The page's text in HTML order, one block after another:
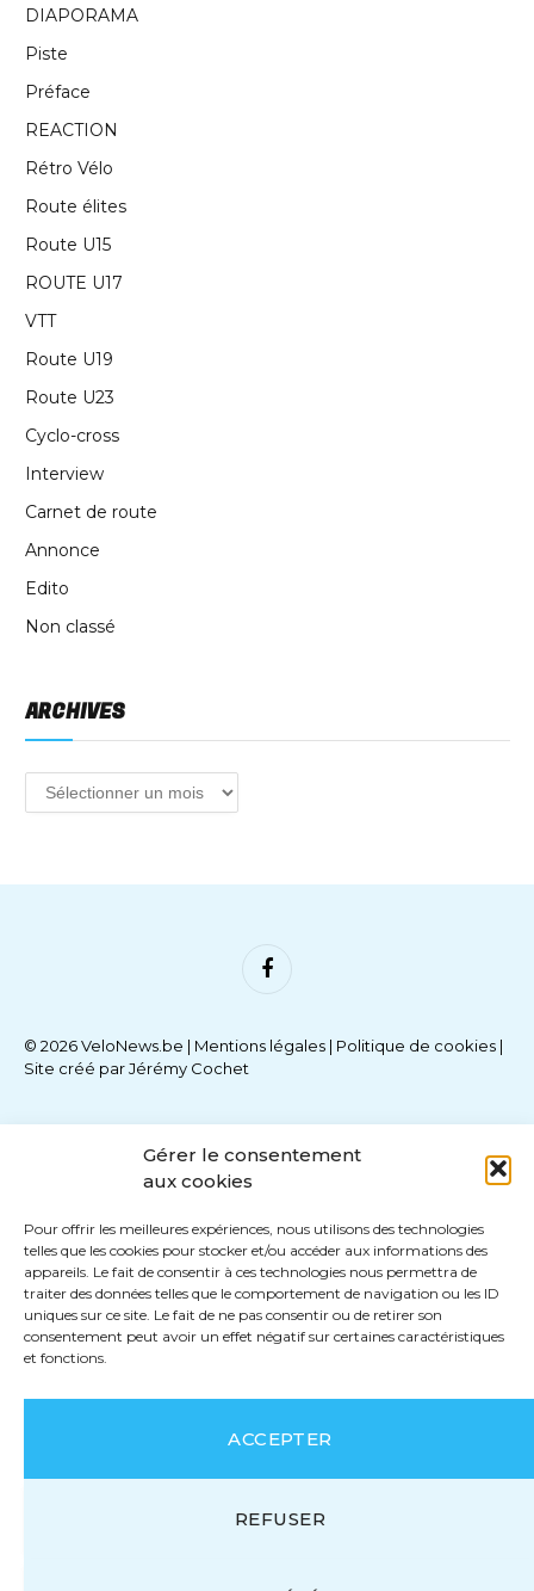
Gérer le consentement
aux cookies
Pour offrir les meilleures expériences, nous utilisons des technologies
telles que les cookies pour stocker et/ou accéder aux informations des
appareils. Le fait de consentir à ces technologies nous permettra de
traiter des données telles que le comportement de navigation ou les ID
uniques sur ce site. Le fait de ne pas consentir ou de retirer son
consentement peut avoir un effet négatif sur certaines caractéristiques
et fonctions.
ACCEPTER
REFUSER
DIAPORAMA
Piste
Préface
REACTION
Rétro Vélo
Route élites
Route U15
ROUTE U17
VTT
Route U19
Route U23
Cyclo-cross
Interview
Carnet de route
Annonce
Edito
Non classé
ARCHIVES
Facebook
© 2026 VeloNews.be | Mentions légales | Politique de cookies |
Site créé parJérémy Cochet